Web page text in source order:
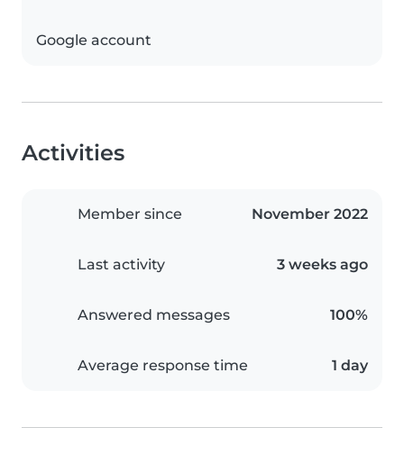
Google account
Activities
Member since November 2022
Last activity 3 weeks ago
Answered messages 100%
Average response time 1 day